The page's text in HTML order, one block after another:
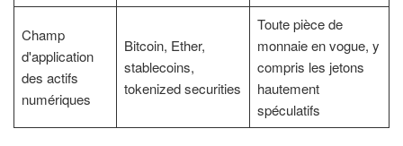
Champ
d'application
des actifs
numériques
Bitcoin, Ether,
stablecoins,
tokenized securities
Toute pièce de
monnaie en vogue, y
compris les jetons
hautement
spéculatifs